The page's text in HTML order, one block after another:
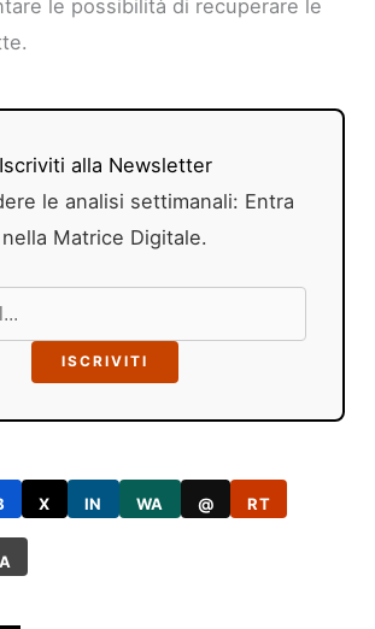
le possibilità di recuperare le
Iscriviti alla Newsletter
le analisi settimanali: Entra
nella Matrice Digitale.
ISCRIVITI
X IN WA @ RT